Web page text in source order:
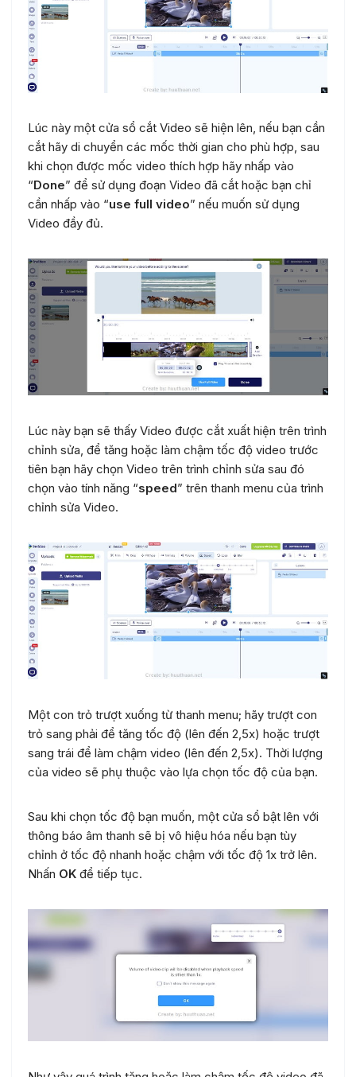
Lúc này một cửa sổ cắt Video sẽ hiện lên, nếu bạn cần
cắt hãy di chuyển các mốc thời gian cho phù hợp, sau
khi chọn được mốc video thích hợp hãy nhấp vào
“Done” để sử dụng đoạn Video đã cắt hoặc bạn chỉ
cần nhấp vào “use full video” nếu muốn sử dụng
Video đầy đủ.
Lúc này bạn sẽ thấy Video được cắt xuất hiện trên trình
chỉnh sửa, để tăng hoặc làm chậm tốc độ video trước
tiên bạn hãy chọn Video trên trình chỉnh sửa sau đó
chọn vào tính năng “speed” trên thanh menu của trình
chỉnh sửa Video.
Một con trỏ trượt xuống từ thanh menu; hãy trượt con
trỏ sang phải để tăng tốc độ (lên đến 2,5x) hoặc trượt
sang trái để làm chậm video (lên đến 2,5x). Thời lượng
của video sẽ phụ thuộc vào lựa chọn tốc độ của bạn.
Sau khi chọn tốc độ bạn muốn, một cửa sổ bật lên với
thông báo âm thanh sẽ bị vô hiệu hóa nếu bạn tùy
chỉnh ở tốc độ nhanh hoặc chậm với tốc độ 1x trở lên.
Nhấn OK để tiếp tục.